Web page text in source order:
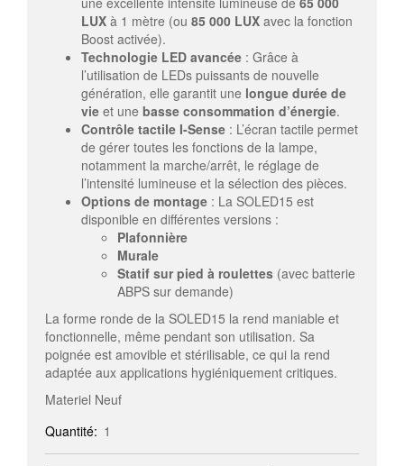
LUX à 1 mètre (ou 85 000 LUX avec la fonction
Boost activée).
Technologie LED avancée : Grâce à
l’utilisation de LEDs puissants de nouvelle
génération, elle garantit une longue durée de
vie et une basse consommation d’énergie.
Contrôle tactile I-Sense : L’écran tactile permet
de gérer toutes les fonctions de la lampe,
notamment la marche/arrêt, le réglage de
l’intensité lumineuse et la sélection des pièces.
Options de montage : La SOLED15 est
disponible en différentes versions :
Plafonnière
Murale
Statif sur pied à roulettes (avec batterie
ABPS sur demande)
La forme ronde de la SOLED15 la rend maniable et
fonctionnelle, même pendant son utilisation. Sa
poignée est amovible et stérilisable, ce qui la rend
adaptée aux applications hygiéniquement critiques.
Materiel Neuf
Quantité: 1